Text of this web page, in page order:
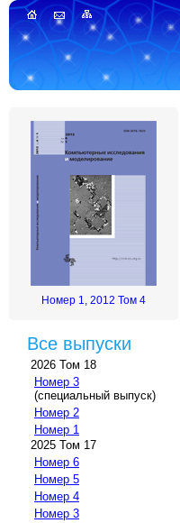
Номер 1, 2012 Том 4
Все выпуски
2026 Том 18
Номер 3
(специальный выпуск)
Номер 2
Номер 1
2025 Том 17
Номер 6
Номер 5
Номер 4
Номер 3